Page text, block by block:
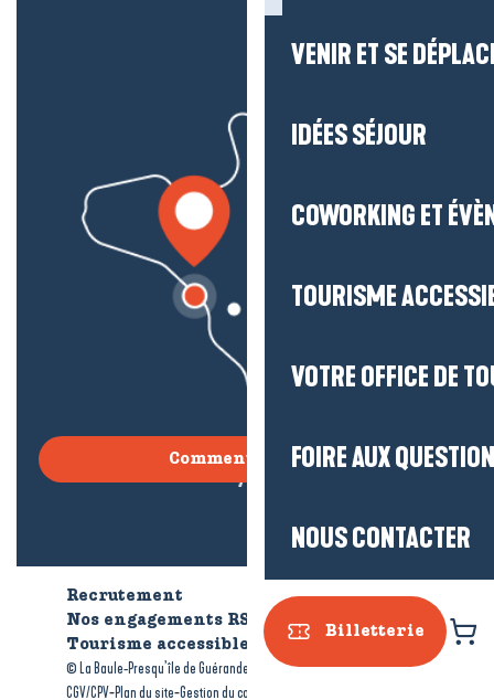
VENIR ET SE
IDÉES SÉJOUR
COWORKING ET
TOURISME
VOTRE OFFICE DE
FOIRE AUX
NOUS CONTACTER
Billetterie
Comment venir ?
Recrutement
Qui sommes-nous ?
Nos engagements RSE
Tourisme accessible
© La Baule-Presqu’île de Guérande tourisme-Mentions légales-
CGV/CPV-Plan du site-Gestion du consentement